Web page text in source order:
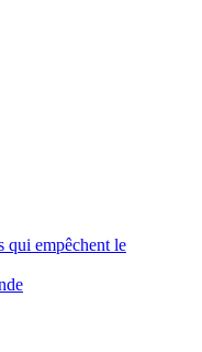
qui empêchent le